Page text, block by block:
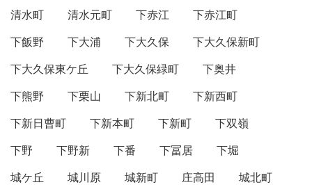
清水町
清水元町 下赤江
下赤江町
下飯野
下大浦 下大久保
下大久保新町
下大久保東ケ丘
下大久保緑町
下奥井
下熊野
下栗山 下新北町
下新西町
下新日曹町
下新本町 下新町
下双嶺
下野
下野新 下番 下冨居
下堀
城ケ丘
城川原 城新町 庄高田
城北町